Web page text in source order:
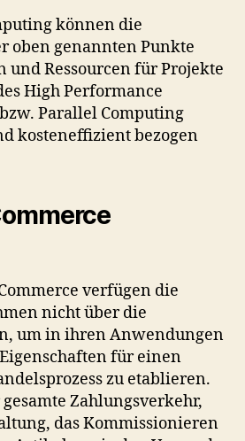
können die
oben genannten Punkte
Ressourcen für Projekte
High Performance
Parallel Computing
kosteneffizient bezogen
verfügen die
nicht über die
um in ihren Anwendungen
für einen
zu etablieren.
Zahlungsverkehr,
das Kommissionieren